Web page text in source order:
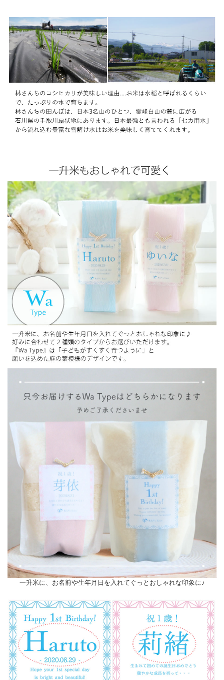
一升米に、お名前や生年月日を入れてぐっとおしゃれな印象に♪